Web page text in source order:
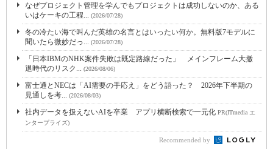
なぜプロジェクト管理を学んでもプロジェクトは成功しないのか、ある
いはケーキの工程... (2026/07/28)
冬の冷たい海で叫んだ英雄の名言とはいったい何か。無料版7モデルに
聞いたら微妙だっ... (2026/07/28)
「日本IBMのNHK案件失敗は既定路線だった」 メインフレーム大撤
退時代のリスク... (2026/08/06)
富士通とNECは「AI需要の手応え」をどう語った？ 2026年下半期の
見通しを考... (2026/08/03)
社内データを扱えないAIを卒業 アプリ横断検索で一元化 PR(ITmedia エ
ンタープライズ)
Recommended by